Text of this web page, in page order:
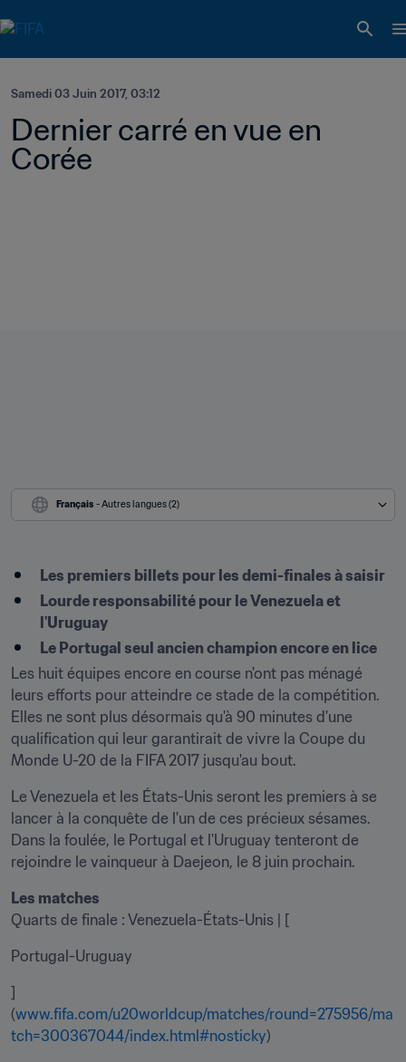
Samedi 03 Juin 2017, 03:12
Dernier carré en vue en
Corée
Français - Autres langues (2)
Les premiers billets pour les demi-finales à saisir
Lourde responsabilité pour le Venezuela et
l'Uruguay
Le Portugal seul ancien champion encore en lice
Les huit équipes encore en course n'ont pas ménagé
leurs efforts pour atteindre ce stade de la compétition.
Elles ne sont plus désormais qu'à 90 minutes d'une
qualification qui leur garantirait de vivre la Coupe du
Monde U-20 de la FIFA 2017 jusqu'au bout.
Le Venezuela et les États-Unis seront les premiers à se
lancer à la conquête de l'un de ces précieux sésames.
Dans la foulée, le Portugal et l'Uruguay tenteront de
rejoindre le vainqueur à Daejeon, le 8 juin prochain.
Les matches
Quarts de finale : Venezuela-États-Unis | [
Portugal-Uruguay
]
(www.fifa.com/u20worldcup/matches/round=275956/ma
tch=300367044/index.html#nosticky)